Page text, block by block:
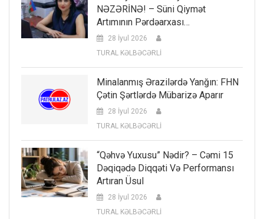
NƏZƏRİNƏ! – Süni Qiymət
Artımının Pərdəarxası…
28 İyul 2026
TURAL KƏLBƏCƏRLİ
Minalanmış Ərazilərdə Yanğın: FHN
Çətin Şərtlərdə Mübarizə Aparır
28 İyul 2026
TURAL KƏLBƏCƏRLİ
“Qəhvə Yuxusu” Nədir? – Cəmi 15
Dəqiqədə Diqqəti Və Performansı
Artıran Üsul
28 İyul 2026
TURAL KƏLBƏCƏRLİ